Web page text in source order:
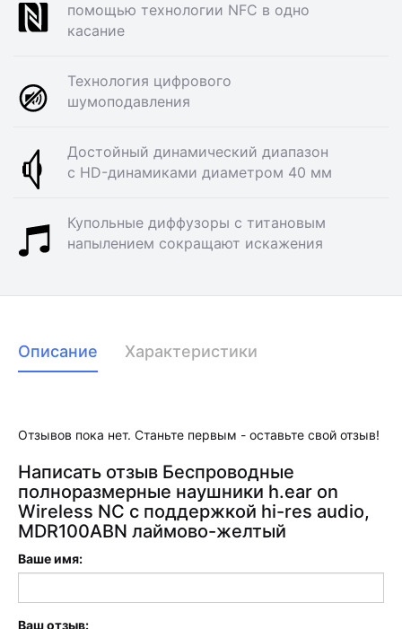
помощью технологии NFC в одно
касание
Технология цифрового
шумоподавления
Достойный динамический диапазон
с HD-динамиками диаметром 40 мм
Купольные диффузоры с титановым
напылением сокращают искажения
Описание Характеристики
Отзывов пока нет. Станьте первым - оставьте свой отзыв!
Написать отзыв Беспроводные
полноразмерные наушники h.ear on
Wireless NC с поддержкой hi-res audio,
MDR100ABN лаймово-желтый
Ваше имя:
Ваш отзыв: